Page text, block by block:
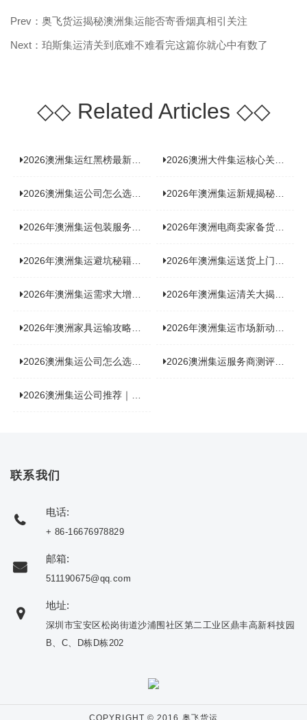
Prev：奥飞货运揭秘澳洲集运能否寄香烟真相引关注
Next：珀斯集运清关到底难不难看完这篇你就心中有数了
◇◇Related Articles ◇◇
2026澳洲集运红黑榜最新实测：5 家平台真实体验，华人留学生避坑指南 2026澳洲大件集运核心关注点：清关实力与适配服务商深度推荐
2026澳洲集运公司怎么选？实测5家热门渠道，奥飞国际物流凭什么圈粉无数 2026年澳洲集运新规揭秘：究竟要不要交增值税？
2026年澳洲集运包装服务揭秘：究竟好不好，答案即将揭晓！ 2026年澳洲电商卖家备货集运，背后藏着哪些物流新机遇？
2026年澳洲集运避坑秘籍大公开！这份避雷指南你不能错过 2026年澳洲集运送货上门服务怎么选：靠谱品牌选型指南
2026年澳洲集运需求大增！中澳原产地证办理攻略来了 2026年澳洲集运清关大揭秘：究竟需要哪些关键单据？
2026年澳洲家具运输攻略大揭秘，这些干货分享不容错过！ 2026年澳洲集运市场新动态：到底能不能寄奶粉？
2026澳洲集运公司怎么选？海关新规下的避坑指南与实力排名 2026澳洲集运服务商测评榜单，优质合规机构选型参考
2026澳洲集运公司推荐｜个人 / 跨境商家选品攻略
联系我们
电话:
+ 86-16676978829
邮箱:
511190675@qq.com
地址:
深圳市宝安区松岗街道沙浦围社区第二工业区鼎丰高新科技园
B、C、D栋D栋202
COPYRIGHT © 2016 奥飞货运